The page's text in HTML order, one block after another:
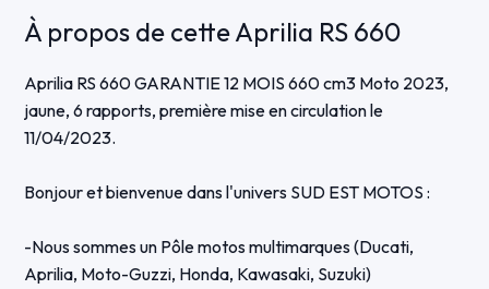
À propos de cette Aprilia RS 660
Aprilia RS 660 GARANTIE 12 MOIS 660 cm3 Moto 2023,
jaune, 6 rapports, première mise en circulation le
11/04/2023.
Bonjour et bienvenue dans l'univers SUD EST MOTOS :
-Nous sommes un Pôle motos multimarques (Ducati,
Aprilia, Moto-Guzzi, Honda, Kawasaki, Suzuki)